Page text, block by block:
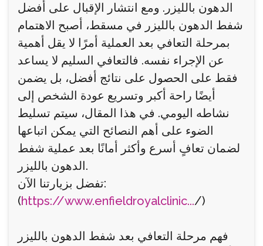
الدهون بالليزر. ومع انتشار الإقبال على أفضل
شفط الدهون بالليزر في مسقط، أصبح الاهتمام
بمرحلة التعافي بعد العملية أمرًا لا يقل أهمية
عن الإجراء نفسه. فالتعافي السليم لا يساعد
فقط على الحصول على نتائج أفضل، بل يضمن
أيضًا راحة أكبر وتسريع عودة الشخص إلى
نشاطه اليومي. في هذا المقال، سيتم تسليط
الضوء على أهم النصائح التي يمكن اتباعها
لضمان تعافٍ أسرع وأكثر أمانًا بعد عملية شفط
الدهون بالليزر.
تفضل بزيارتنا الآن:
(https://www.enfieldroyalclinic.../)
فهم مرحلة التعافي بعد شفط الدهون بالليزر